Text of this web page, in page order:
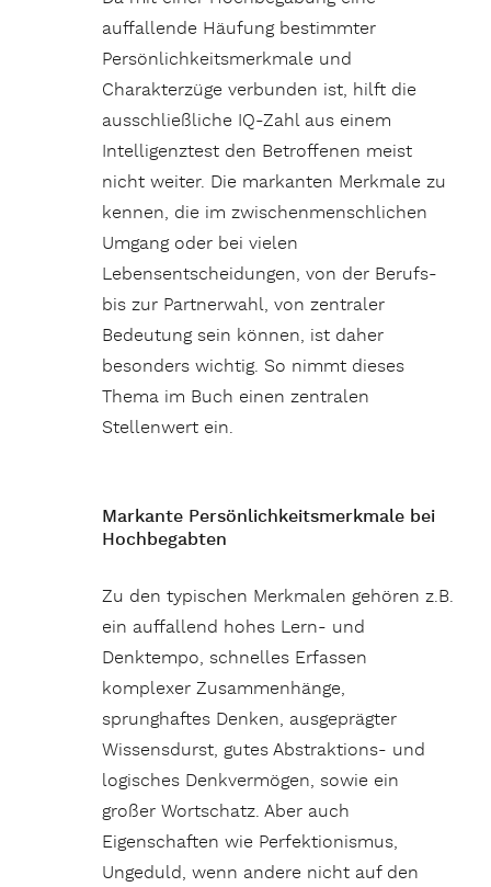
auffallende Häufung bestimmter
Persönlichkeitsmerkmale und
Charakterzüge verbunden ist, hilft die
ausschließliche IQ-Zahl aus einem
Intelligenztest den Betroffenen meist
nicht weiter. Die markanten Merkmale zu
kennen, die im zwischenmenschlichen
Umgang oder bei vielen
Lebensentscheidungen, von der Berufs-
bis zur Partnerwahl, von zentraler
Bedeutung sein können, ist daher
besonders wichtig. So nimmt dieses
Thema im Buch einen zentralen
Stellenwert ein.
Markante Persönlichkeitsmerkmale bei
Hochbegabten
Zu den typischen Merkmalen gehören z.B.
ein auffallend hohes Lern- und
Denktempo, schnelles Erfassen
komplexer Zusammenhänge,
sprunghaftes Denken, ausgeprägter
Wissensdurst, gutes Abstraktions- und
logisches Denkvermögen, sowie ein
großer Wortschatz. Aber auch
Eigenschaften wie Perfektionismus,
Ungeduld, wenn andere nicht auf den